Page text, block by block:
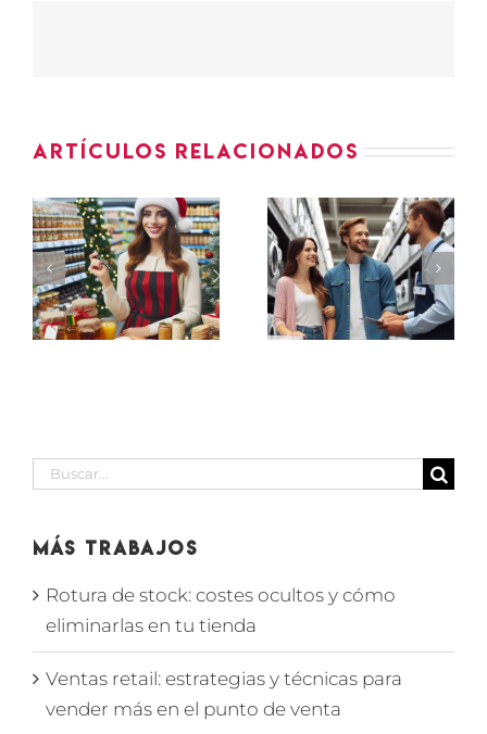
Artículos relacionados
PROMOTORES
PEQUEÑO
ELECTRODOMÉSTICO
EN
MARBELLA
ASESOR-
VENDEDOR
de
en SECCIÓN
BODEGA
Buscar:
Más Trabajos
Rotura de stock: costes ocultos y cómo
eliminarlas en tu tienda
Ventas retail: estrategias y técnicas para
vender más en el punto de venta